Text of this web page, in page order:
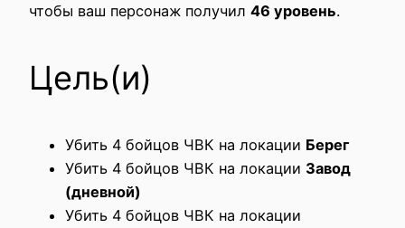
чтобы ваш персонаж получил 46 уровень.
Цель(и)
Убить 4 бойцов ЧВК на локации Берег
Убить 4 бойцов ЧВК на локации Завод
(дневной)
Убить 4 бойцов ЧВК на локации